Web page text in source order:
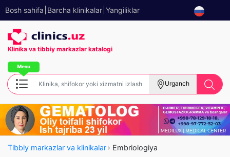
Bosh sahifa Barcha klinikalar Yangiliklar
Klinika va tibbiy markazlar katalogi
Urganch
Tibbiy markazlar va klinikalar Embriologiya